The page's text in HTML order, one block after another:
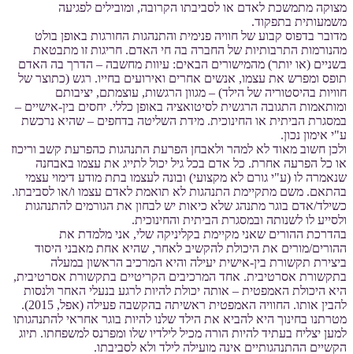
מצוקה מתמשכת לאדם או לסביבתו הקרובה, ומובילים לפגיעה
משמעותית בתפקוד.
מדובר בדפוס קבוע של חוויה פנימית והתנהגות החורגות באופן בולט
מהנורמות התרבותיות של החברה בה חי האדם. חריגות זו מתבטאת
בשניים (או יותר) מהמישורים הבאים: עיוות מחשבה – הדרך בה האדם
תופס ומפרש את עצמו, אנשים אחרים ואירועים בחייו. רגש (כתוצר של
חוויות בהיסטוריה של הילד) – מגוון הרגשות, עוצמתם, יציבותם
ומותאמות התגובה הרגשית לסיטואציה באופן כללי. יחסים בין-אישיים –
במסגרת הביתית או החינוכית. מידת השליטה בדחפים – שהיא נרכשת
ע"י אימון נכון.
ולכן חשוב מאוד לא למהר ולאבחן הפרעת התנהגות כהפרעת קשב וריכוז
או כל הפרעה אחרת. כל אדם בכל גיל יכול לתייג את עצמו באבחנה
שנאמרה לו (ע"י גורם לא מקצועי) ובונה לעצמו בתת מודע דימוי עצמי
בהתאם. משם מתקיימת התנהגות לא תואמת לאדם עצמו ו/או לסביבתו.
כשילד/אדם בוגר מתנהג שלא כיאות יש לבחון את הגורמים להתנהגות
ולסייע לו לשנותה ובמסגרת הביתית והחינוכית.
בהדרכת ההורים שאני מקיימת בקליניקה שלי, אני מלמדת את
ההורים/מורים את היכולת להקשיב לאחר, שהיא אחת מאבני היסוד
ביצירת תקשורת בין-אישית יעילה והיא המרכיב הראשון במעלה
בתקשורת אסרטיבית. אחד המרכיבים הקריטיים בתקשורת אסרטיבית,
היא היכולת האמפטית – אותה יכולת להיות לרגע בנעלי האחר ולנסות
להבין אותו. החוויה האמפטית ראשיתה בהקשבה פעילה (אפל, 2015).
מטרתנו בחינוך היא להביא את הילד שלנו להיות בוגר אחראי להתנהגותו
למען יצליח בעתיד להיות הורה מכיל לילדיו שלו ומפרנס למשפחתו. תיוג
הקשיים ההתנהגותיים אינה מועילה לילד ולא לסביבתו.